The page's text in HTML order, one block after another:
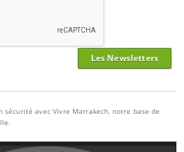
Les Newsletters
sécurité avec Vivre Marrakech, notre base de